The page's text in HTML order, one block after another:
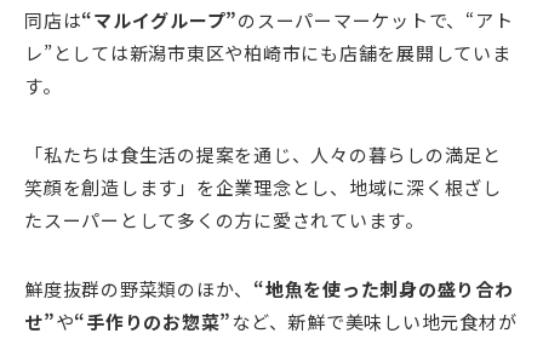
同店は“マルイグループ”のスーパーマーケットで、“アト
レ”としては新潟市東区や柏崎市にも店舗を展開していま
す。
「私たちは食生活の提案を通じ、人々の暮らしの満足と
笑顔を創造します 」を企業理念とし、地域に深く根ざし
たスーパーとして多くの方に愛されています。
鮮度抜群の野菜類のほか、 “地魚を使った刺身の盛り合わ
せ”や“手作りのお惣菜”など、 新鮮で美味しい地元食材が